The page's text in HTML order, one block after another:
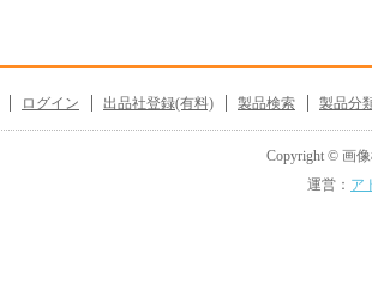
ログイン 出品社登録(有料) 製品検索 製品分
Copyright © 画像
運営： ア